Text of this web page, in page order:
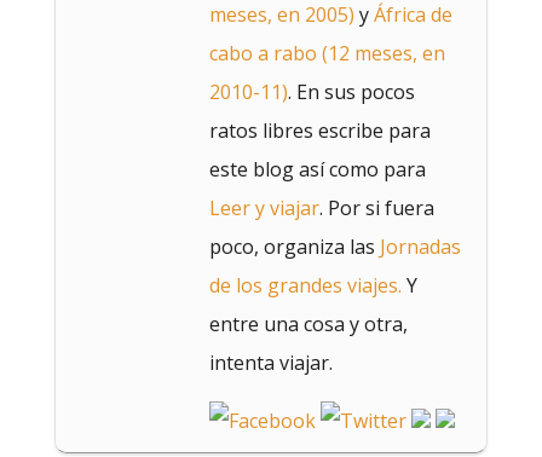
meses, en 2005) yÁfrica de
cabo a rabo (12 meses, en
2010-11). En sus pocos
ratos libres escribe para
este blog así como para
Leer y viajar. Por si fuera
poco, organiza las Jornadas
de los grandes viajes. Y
entre una cosa y otra,
intenta viajar.